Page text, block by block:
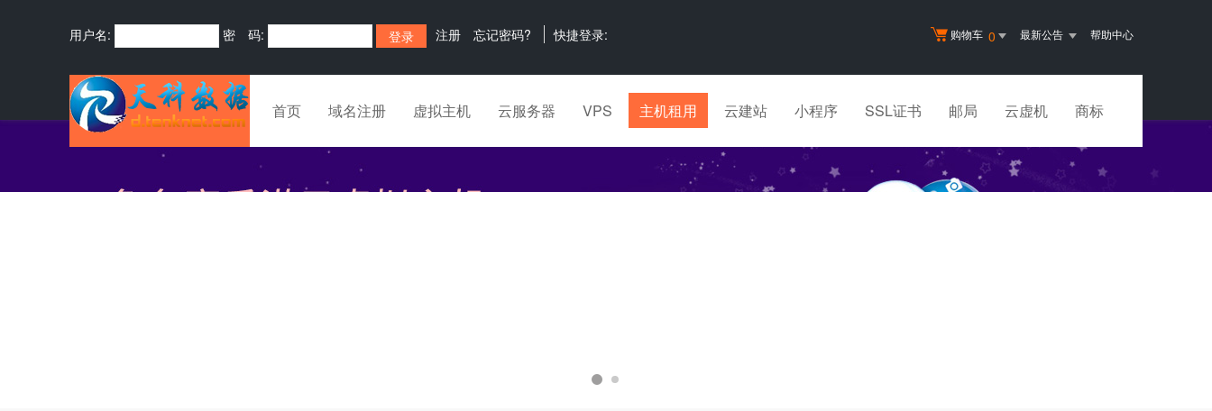
购物车 0 最新公告 帮助中心
用户名: 密 码: 注册 忘记密码? 快捷登录:
首页 域名注册 虚拟主机 云服务器 VPS 主机租用 云建站 小程序 SSL证书 邮局 云虚机 商标